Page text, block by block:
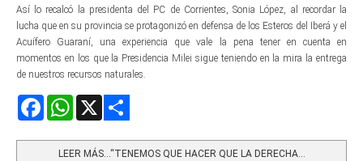
Así lo recalcó la presidenta del PC de Corrientes, Sonia López, al recordar la
lucha que en su provincia se protagonizó en defensa de los Esteros del Iberá y el
Acuífero Guaraní, una experiencia que vale la pena tener en cuenta en
momentos en los que la Presidencia Milei sigue teniendo en la mira la entrega
de nuestros recursos naturales.
FacebookWhatsApp
LEER MÁS…“TENEMOS QUE HACER QUE LA DERECHA...